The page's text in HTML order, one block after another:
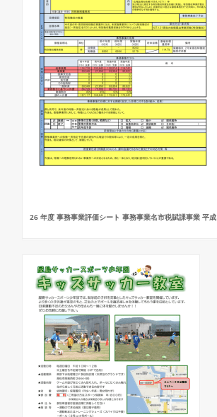
26 年度 事務事業評価シート 事務事業名市税賦課事業 平成